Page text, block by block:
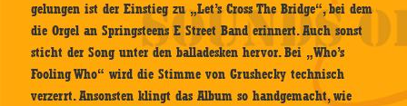
gelungen ist der Einstieg zu „Let’s Cross The Bridge“, bei dem
die Orgel an Springsteens E Street Band erinnert. Auch sonst
sticht der Song unter den balladesken hervor. Bei „Who’s
Fooling Who“ wird die Stimme von Grushecky technisch
verzerrt. Ansonsten klingt das Album so handgemacht, wie